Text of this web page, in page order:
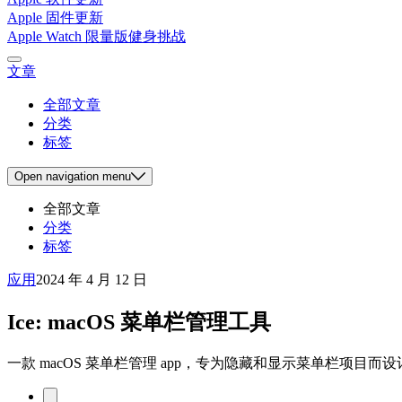
Apple 固件更新
Apple Watch 限量版健身挑战
文章
全部文章
分类
标签
Open navigation menu
全部文章
分类
标签
应用 2024 年 4 月 12 日
Ice: macOS 菜单栏管理工具
一款 macOS 菜单栏管理 app，专为隐藏和显示菜单栏项目而设